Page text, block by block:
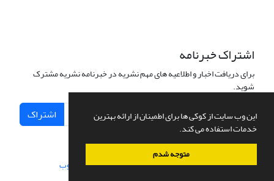
این وب سایت از کوکی ها برای اطمینان از ارائه بهترین
خدمات استفاده می کند.
متوجه شدم
اشتراک خبرنامه
برای دریافت اخبار و اطلاعیه های مهم نشریه در خبرنامه نشریه مشترک
شوید.
اشتراک
سامانه مدیریت نشریات علمی.طراحی و پیاده سازی از سیناوب